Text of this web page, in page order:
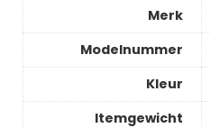
Merk
Modelnummer
Kleur
Itemgewicht